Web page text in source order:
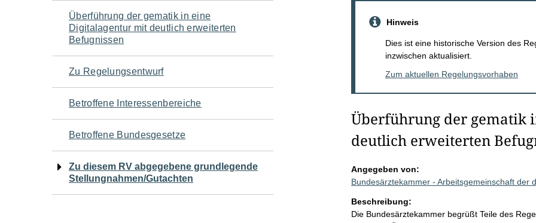
Navigation
für
den
Seiteninhalt
Überführung der gematik in eine
Digitalagentur mit deutlich erweiterten
Befugnissen
Zu Regelungsentwurf
Betroffene Interessenbereiche
Betroffene Bundesgesetze
Zu diesem RV abgegebene grundlegende
Stellungnahmen/Gutachten
Hinweis
Dies ist eine historische Version des
inzwischen aktualisiert.
Zum aktuellen Regelungsvorhaben
Überführung der gematik
deutlich erweiterten
Angegeben von:
Bundesärztekammer - Arbeitsgemeinschaft der
Beschreibung:
Die Bundesärztekammer begrüßt Teile des